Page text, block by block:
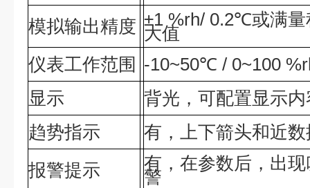
模拟输出精度 ±1 %rh/ 0.2℃或满量
大值
仪表工作范围 -10~50℃ / 0~100
显示
背光，可配置显示内
趋势指示
有，上下箭头和近
报警提示
有，在参数后，出
警